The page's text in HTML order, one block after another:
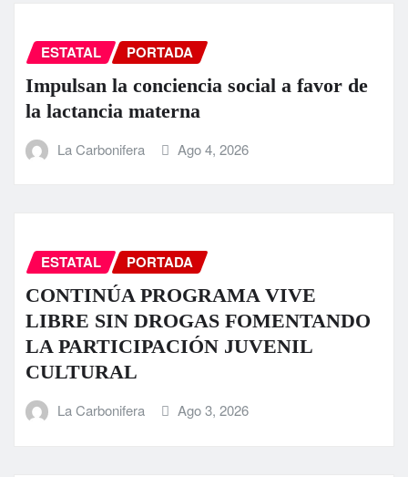
ESTATAL PORTADA
Impulsan la conciencia social a favor de
la lactancia materna
La Carbonifera Ago 4, 2026
ESTATAL PORTADA
CONTINÚA PROGRAMA VIVE
LIBRE SIN DROGAS FOMENTANDO
LA PARTICIPACIÓN JUVENIL
CULTURAL
La Carbonifera Ago 3, 2026